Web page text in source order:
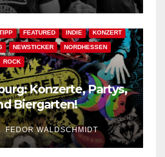
FEATURED INDIE KONZERT
NEWSTICKER NORDHESSEN
ROCK
Konzerte, Partys,
Biergarten!
FEDOR WALDSCHMIDT